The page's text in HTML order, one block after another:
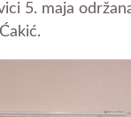
5. maja